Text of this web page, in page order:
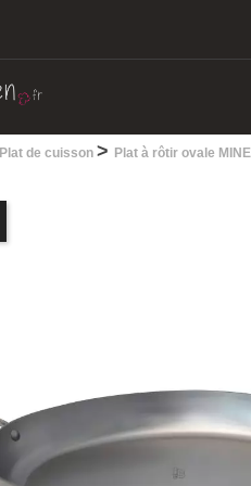
Plat de cuisson > Plat à rôtir ovale